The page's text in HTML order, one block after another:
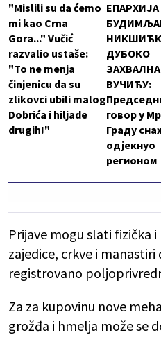
"Mislili su da ćemo
mi kao Crna
Gora..." Vučić
razvalio ustaše:
"To ne menja
činjenicu da su
zlikovci ubili malog
Dobrića i hiljade
drugih!"
ЕПАРХИЈА
ДУБОКО
ЗАХВАЛНА
ВУЧИЋУ:
говор у
Граду
одјекнуо
регионом
Prijave mogu slati fizička
zajedice, crkve i
registrovano
Za za kupovinu nove
grožđa i hmelja može se